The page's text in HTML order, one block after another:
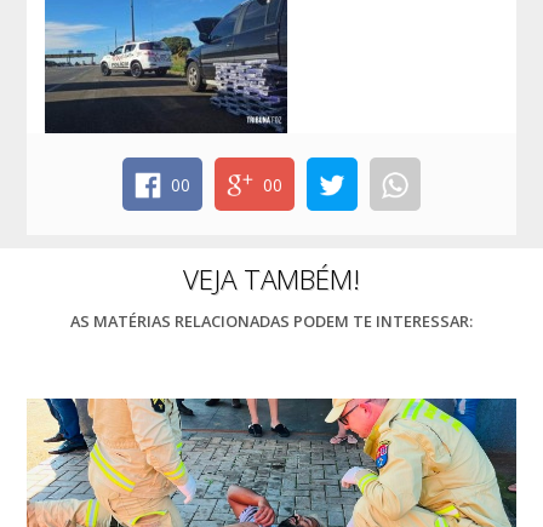
00 00
VEJA TAMBÉM!
AS MATÉRIAS RELACIONADAS PODEM TE INTERESSAR: